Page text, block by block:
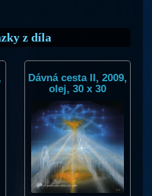
z díla
Dávná cesta II, 2009,
olej, 30 x 30